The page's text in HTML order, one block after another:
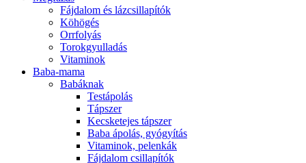
Fájdalom és lázcsillapítók
Köhögés
Orrfolyás
Torokgyulladás
Vitaminok
Baba-mama
Babáknak
Testápolás
Tápszer
Kecsketejes tápszer
Baba ápolás, gyógyítás
Vitaminok, pelenkák
Fájdalom csillapítók